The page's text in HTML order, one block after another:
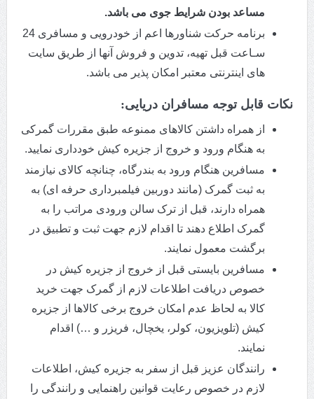
مساعد بودن شرایط جوی می باشد.
برنامه حرکت شناورها اعم از خودرویی و مسافری 24
سـاعت قبل تهیه، تدوین و فروش آنها از طریق سایت
های اینترنتی معتبر امکان پذیر می باشد.
نکات قابل توجه مسافران دریایی:
از همراه داشتن کالاهای ممنوعه طبق مقررات گمرکی
به هنگام ورود و خروج از جزیره کیش خودداری نمایید.
مسافرین هنگام ورود به بندرگاه، چنانچه کالای نیازمند
به ثبت گمرک (مانند دوربین فیلمبرداری حرفه ای) به
همراه دارند، قبل از ترک سالن ورودی مراتب را به
گمرک اطلاع دهند تا اقدام لازم جهت ثبت و تطبیق در
برگشت معمول نمایند.
مسافرین بایستی قبل از خروج از جزیره کیش در
خصوص دریافت اطلاعات لازم از گمرک جهت خرید
کالا به لحاظ عدم امکان خروج برخی کالاها از جزیره
کیش (تلویزیون، کولر، یخچال، فریزر و …) اقدام
نمایند.
رانندگان عزیز قبل از سفر به جزیره کیش، اطلاعات
لازم در خصوص رعایت قوانین راهنمایی و رانندگی را